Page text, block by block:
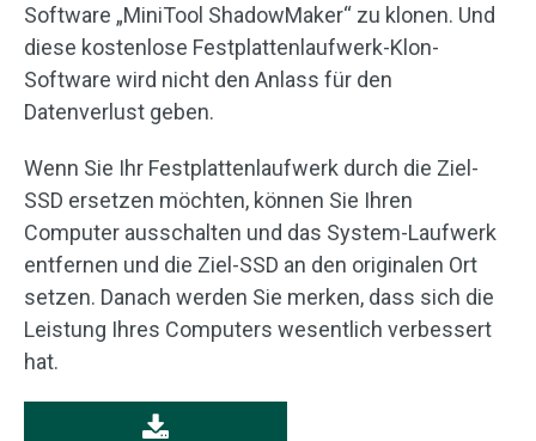
Software „MiniTool ShadowMaker“ zu klonen. Und
diese kostenlose Festplattenlaufwerk-Klon-
Software wird nicht den Anlass für den
Datenverlust geben.
Wenn Sie Ihr Festplattenlaufwerk durch die Ziel-
SSD ersetzen möchten, können Sie Ihren
Computer ausschalten und das System-Laufwerk
entfernen und die Ziel-SSD an den originalen Ort
setzen. Danach werden Sie merken, dass sich die
Leistung Ihres Computers wesentlich verbessert
hat.